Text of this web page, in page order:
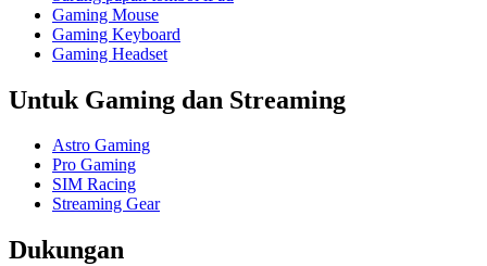
Gaming Mouse
Gaming Keyboard
Gaming Headset
Untuk Gaming dan Streaming
Astro Gaming
Pro Gaming
SIM Racing
Streaming Gear
Dukungan